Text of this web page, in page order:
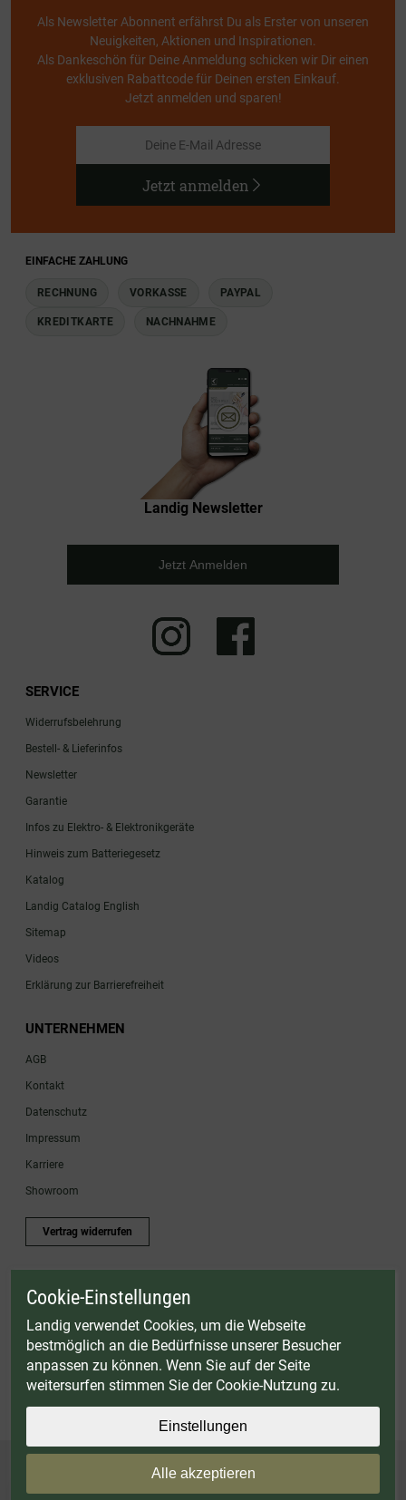
Als Newsletter Abonnent erfährst Du als Erster von unseren
Neuigkeiten, Aktionen und Inspirationen.
Als Dankeschön für Deine Anmeldung schicken wir Dir einen
exklusiven Rabattcode für Deinen ersten Einkauf.
Jetzt anmelden und sparen!
Jetzt anmelden
EINFACHE ZAHLUNG
RECHNUNG VORKASSE PAYPAL
KREDITKARTE NACHNAHME
Landig Newsletter
Jetzt Anmelden
SERVICE
Widerrufsbelehrung
Bestell- & Lieferinfos
Newsletter
Garantie
Infos zu Elektro- & Elektronikgeräte
Hinweis zum Batteriegesetz
Katalog
Landig Catalog English
Sitemap
Videos
Erklärung zur Barrierefreiheit
UNTERNEHMEN
AGB
Kontakt
Datenschutz
Impressum
Karriere
Showroom
Vertrag widerrufen
* Gültig bis einschließlich 17.08.2026. Keine Barauszahlung möglich. Nicht mit
Zubehörartikel. Nicht einlösbar auf bereits rabattierte Sets.
© Landig 1982-2026 (44 Jahre Qualität)
Alle Preise inkl. gesetzl. Mehrwertsteuer, zuzüglich Versandkosten
Weitere Marken oder Shops der Landig + Lava GmbH & Co. KG: LAVA - Vakuumiergeräte
DRY AGER - Reifeschränke|VIESSMANN - Kühlzellen
Cookie-Einstellungen
Landig verwendet Cookies, um die Webseite
bestmöglich an die Bedürfnisse unserer Besucher
anpassen zu können. Wenn Sie auf der Seite
weitersurfen stimmen Sie der Cookie-Nutzung zu.
Einstellungen
Alle akzeptieren